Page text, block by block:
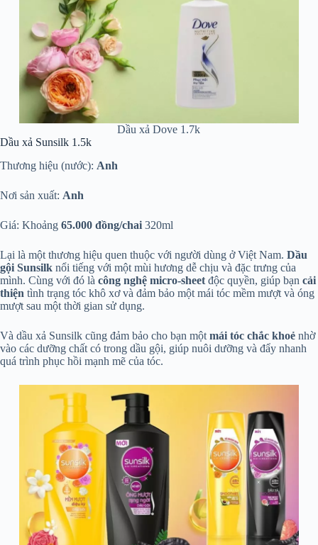
Dầu xả Dove 1.7k
Dầu xả Sunsilk 1.5k
Thương hiệu (nước): Anh
Nơi sản xuất: Anh
Giá: Khoảng 65.000 đồng/chai 320ml
Lại là một thương hiệu quen thuộc với người dùng ở Việt Nam. Dầu
gội Sunsilk nổi tiếng với một mùi hương dễ chịu và đặc trưng của
mình. Cùng với đó là công nghệ micro-sheet độc quyền, giúp bạn cải
thiện tình trạng tóc khô xơ và đảm bảo một mái tóc mềm mượt và óng
mượt sau một thời gian sử dụng.
Và dầu xả Sunsilk cũng đảm bảo cho bạn một mái tóc chắc khoẻ nhờ
vào các dưỡng chất có trong dầu gội, giúp nuôi dưỡng và đẩy nhanh
quá trình phục hồi mạnh mẽ của tóc.